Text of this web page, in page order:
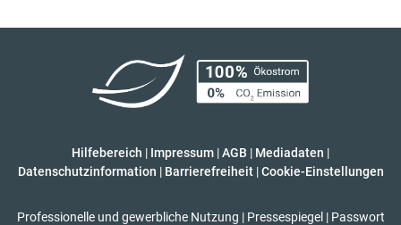
Hilfebereich | Impressum |AGB | Mediadaten |
Datenschutzinformation | Barrierefreiheit | Cookie-Einstellungen
Professionelle und gewerbliche Nutzung | Pressespiegel | Passwort